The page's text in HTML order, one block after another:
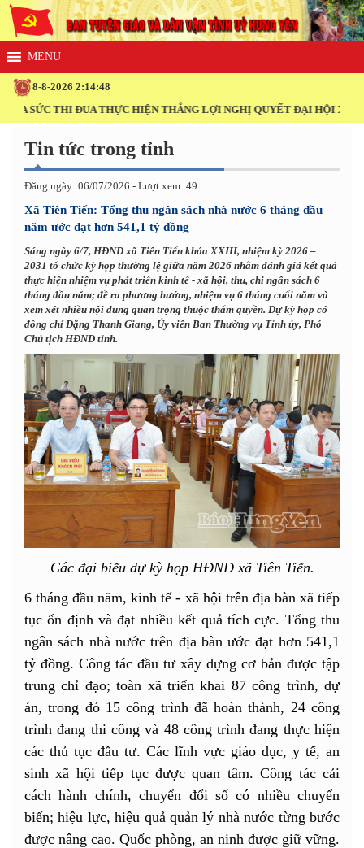
8-8-2026 2:14:48
SỨC THI ĐUA THỰC HIỆN THẮNG LỢI NGHỊ QUYẾT ĐẠI HỘI XIV CỦA
Tin tức trong tỉnh
Đăng ngày: 06/07/2026 - Lượt xem: 49
Xã Tiên Tiến: Tổng thu ngân sách nhà nước 6 tháng đầu
năm ước đạt hơn 541,1 tỷ đồng
Sáng ngày 6/7, HĐND xã Tiên Tiến khóa XXIII, nhiệm kỳ 2026 –
2031 tổ chức kỳ họp thường lệ giữa năm 2026 nhằm đánh giá kết quả
thực hiện nhiệm vụ phát triển kinh tế - xã hội, thu, chi ngân sách 6
tháng đầu năm; đề ra phương hướng, nhiệm vụ 6 tháng cuối năm và
xem xét nhiều nội dung quan trọng thuộc thẩm quyền. Dự kỳ họp có
đồng chí Đặng Thanh Giang, Ủy viên Ban Thường vụ Tỉnh ủy, Phó
Chủ tịch HĐND tỉnh.
Các đại biểu dự kỳ họp HĐND xã Tiên Tiến.
6 tháng đầu năm, kinh tế - xã hội trên địa bàn xã tiếp
tục ổn định và đạt nhiều kết quả tích cực. Tổng thu
ngân sách nhà nước trên địa bàn ước đạt hơn 541,1
tỷ đồng. Công tác đầu tư xây dựng cơ bản được tập
trung chỉ đạo; toàn xã triển khai 87 công trình, dự
án, trong đó 15 công trình đã hoàn thành, 24 công
trình đang thi công và 48 công trình đang thực hiện
các thủ tục đầu tư. Các lĩnh vực giáo dục, y tế, an
sinh xã hội tiếp tục được quan tâm. Công tác cải
cách hành chính, chuyển đổi số có nhiều chuyển
biến; hiệu lực, hiệu quả quản lý nhà nước từng bước
được nâng cao. Quốc phòng, an ninh được giữ vững.